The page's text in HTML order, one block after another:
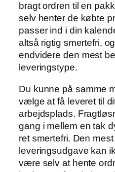
bragt ordren til en
selv henter de købte
passer ind i din
altså rigtig smertefri,
endvidere den mest
leveringstype.
Du kunne på samme
vælge at få leveret til
arbejdsplads.
gang i mellem en tak
ret smertefri. Den
leveringsudgave kan
være selv at hente